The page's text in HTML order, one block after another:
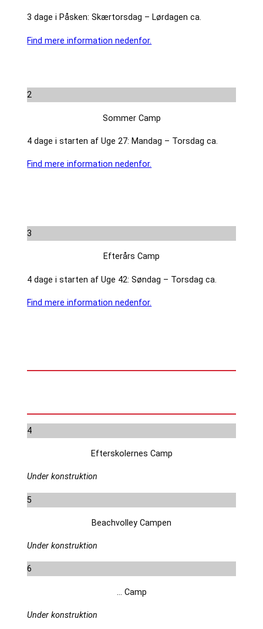
3 dage i Påsken: Skærtorsdag – Lørdagen ca.
Find mere information nedenfor.
2
Sommer Camp
4 dage i starten af Uge 27: Mandag – Torsdag ca.
Find mere information nedenfor.
3
Efterårs Camp
4 dage i starten af Uge 42: Søndag – Torsdag ca.
Find mere information nedenfor.
4
Efterskolernes Camp
Under konstruktion
5
Beachvolley Campen
Under konstruktion
6
… Camp
Under konstruktion